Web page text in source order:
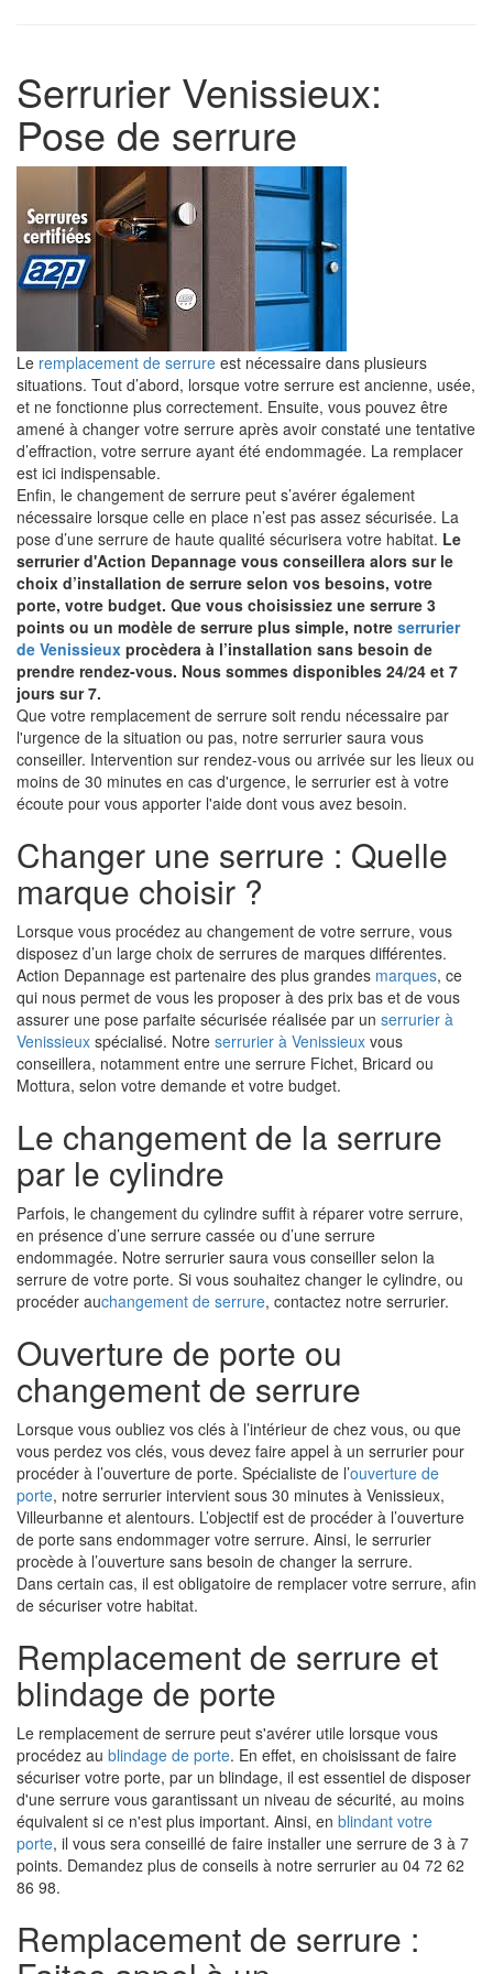
Serrurier Venissieux:
Pose de serrure
Le remplacement de serrure est nécessaire dans plusieurs
situations. Tout d’abord, lorsque votre serrure est ancienne, usée,
et ne fonctionne plus correctement. Ensuite, vous pouvez être
amené à changer votre serrure après avoir constaté une tentative
d’effraction, votre serrure ayant été endommagée. La remplacer
est ici indispensable.
Enfin, le changement de serrure peut s’avérer également
nécessaire lorsque celle en place n’est pas assez sécurisée. La
pose d’une serrure de haute qualité sécurisera votre habitat. Le
serrurier d'Action Depannage vous conseillera alors sur le
choix d’installation de serrure selon vos besoins, votre
porte, votre budget. Que vous choisissiez une serrure 3
points ou un modèle de serrure plus simple, notre serrurier
de Venissieux procèdera à l’installation sans besoin de
prendre rendez-vous. Nous sommes disponibles 24/24 et 7
jours sur 7.
Que votre remplacement de serrure soit rendu nécessaire par
l'urgence de la situation ou pas, notre serrurier saura vous
conseiller. Intervention sur rendez-vous ou arrivée sur les lieux ou
moins de 30 minutes en cas d'urgence, le serrurier est à votre
écoute pour vous apporter l'aide dont vous avez besoin.
Changer une serrure : Quelle
marque choisir ?
Lorsque vous procédez au changement de votre serrure, vous
disposez d’un large choix de serrures de marques différentes.
Action Depannage est partenaire des plus grandes marques, ce
qui nous permet de vous les proposer à des prix bas et de vous
assurer une pose parfaite sécurisée réalisée par un serrurier à
Venissieux spécialisé. Notre serrurier à Venissieux vous
conseillera, notamment entre une serrure Fichet, Bricard ou
Mottura, selon votre demande et votre budget.
Le changement de la serrure
par le cylindre
Parfois, le changement du cylindre suffit à réparer votre serrure,
en présence d’une serrure cassée ou d’une serrure
endommagée. Notre serrurier saura vous conseiller selon la
serrure de votre porte. Si vous souhaitez changer le cylindre, ou
procéder auchangement de serrure, contactez notre serrurier.
Ouverture de porte ou
changement de serrure
Lorsque vous oubliez vos clés à l’intérieur de chez vous, ou que
vous perdez vos clés, vous devez faire appel à un serrurier pour
procéder à l’ouverture de porte. Spécialiste de l’ouverture de
porte, notre serrurier intervient sous 30 minutes à Venissieux,
Villeurbanne et alentours. L’objectif est de procéder à l’ouverture
de porte sans endommager votre serrure. Ainsi, le serrurier
procède à l’ouverture sans besoin de changer la serrure.
Dans certain cas, il est obligatoire de remplacer votre serrure, afin
de sécuriser votre habitat.
Remplacement de serrure et
blindage de porte
Le remplacement de serrure peut s'avérer utile lorsque vous
procédez au blindage de porte. En effet, en choisissant de faire
sécuriser votre porte, par un blindage, il est essentiel de disposer
d'une serrure vous garantissant un niveau de sécurité, au moins
équivalent si ce n'est plus important. Ainsi, en blindant votre
porte, il vous sera conseillé de faire installer une serrure de 3 à 7
points. Demandez plus de conseils à notre serrurier au 04 72 62
86 98.
Remplacement de serrure :